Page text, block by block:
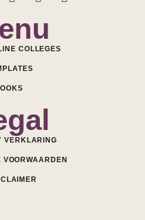
COLLEGES
VERKLARING
VOORWAARDEN